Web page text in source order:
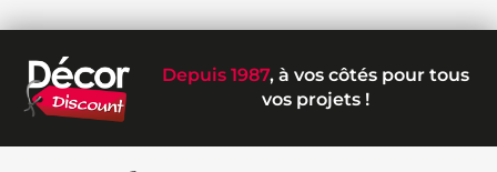
Depuis 1987, à vos côtés pour tous
vos projets !